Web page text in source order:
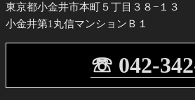
東京都小金井市本町５丁目３８−１３
小金井第1丸信マンションＢ１
☏ 042-